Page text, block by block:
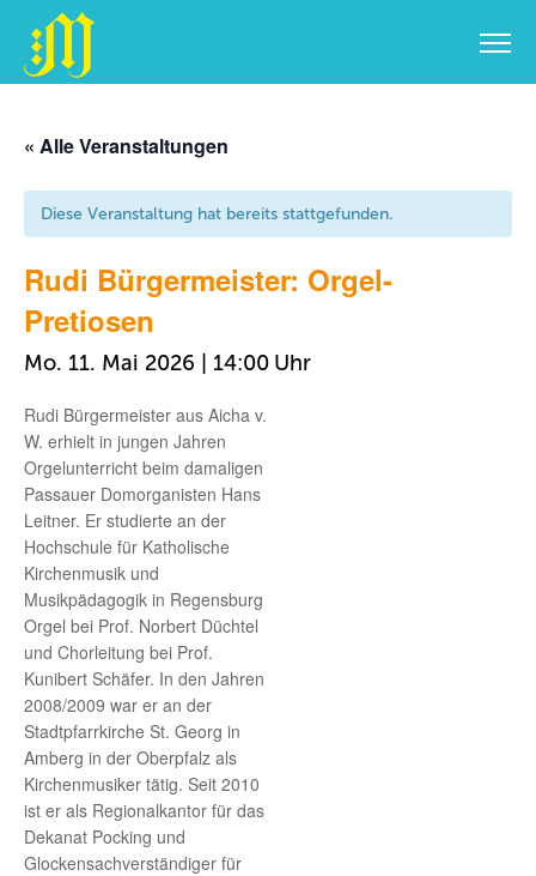
springen
« Alle Veranstaltungen
Diese Veranstaltung hat bereits stattgefunden.
Rudi Bürgermeister: Orgel-
Pretiosen
Mo. 11. Mai 2026 | 14:00
Rudi Bürgermeister aus Aicha v.
W. erhielt in jungen Jahren
Orgelunterricht beim damaligen
Passauer Domorganisten Hans
Leitner. Er studierte an der
Hochschule für Katholische
Kirchenmusik und
Musikpädagogik in Regensburg
Orgel bei Prof. Norbert Düchtel
und Chorleitung bei Prof.
Kunibert Schäfer. In den Jahren
2008/2009 war er an der
Stadtpfarrkirche St. Georg in
Amberg in der Oberpfalz als
Kirchenmusiker tätig. Seit 2010
ist er als Regionalkantor für das
Dekanat Pocking und
Glockensachverständiger für